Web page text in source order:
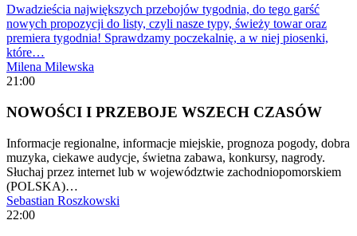
Dwadzieścia największych przebojów tygodnia, do tego garść
nowych propozycji do listy, czyli nasze typy, świeży towar oraz
premiera tygodnia! Sprawdzamy poczekalnię, a w niej piosenki,
które…
Milena Milewska
21:00
NOWOŚCI I PRZEBOJE WSZECH CZASÓW
Informacje regionalne, informacje miejskie, prognoza pogody, dobra
muzyka, ciekawe audycje, świetna zabawa, konkursy, nagrody.
Słuchaj przez internet lub w województwie zachodniopomorskiem
(POLSKA)…
Sebastian Roszkowski
22:00